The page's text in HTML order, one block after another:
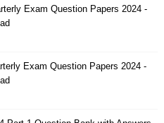
Exam Question Papers 2024 -
Exam Question Papers 2024 -